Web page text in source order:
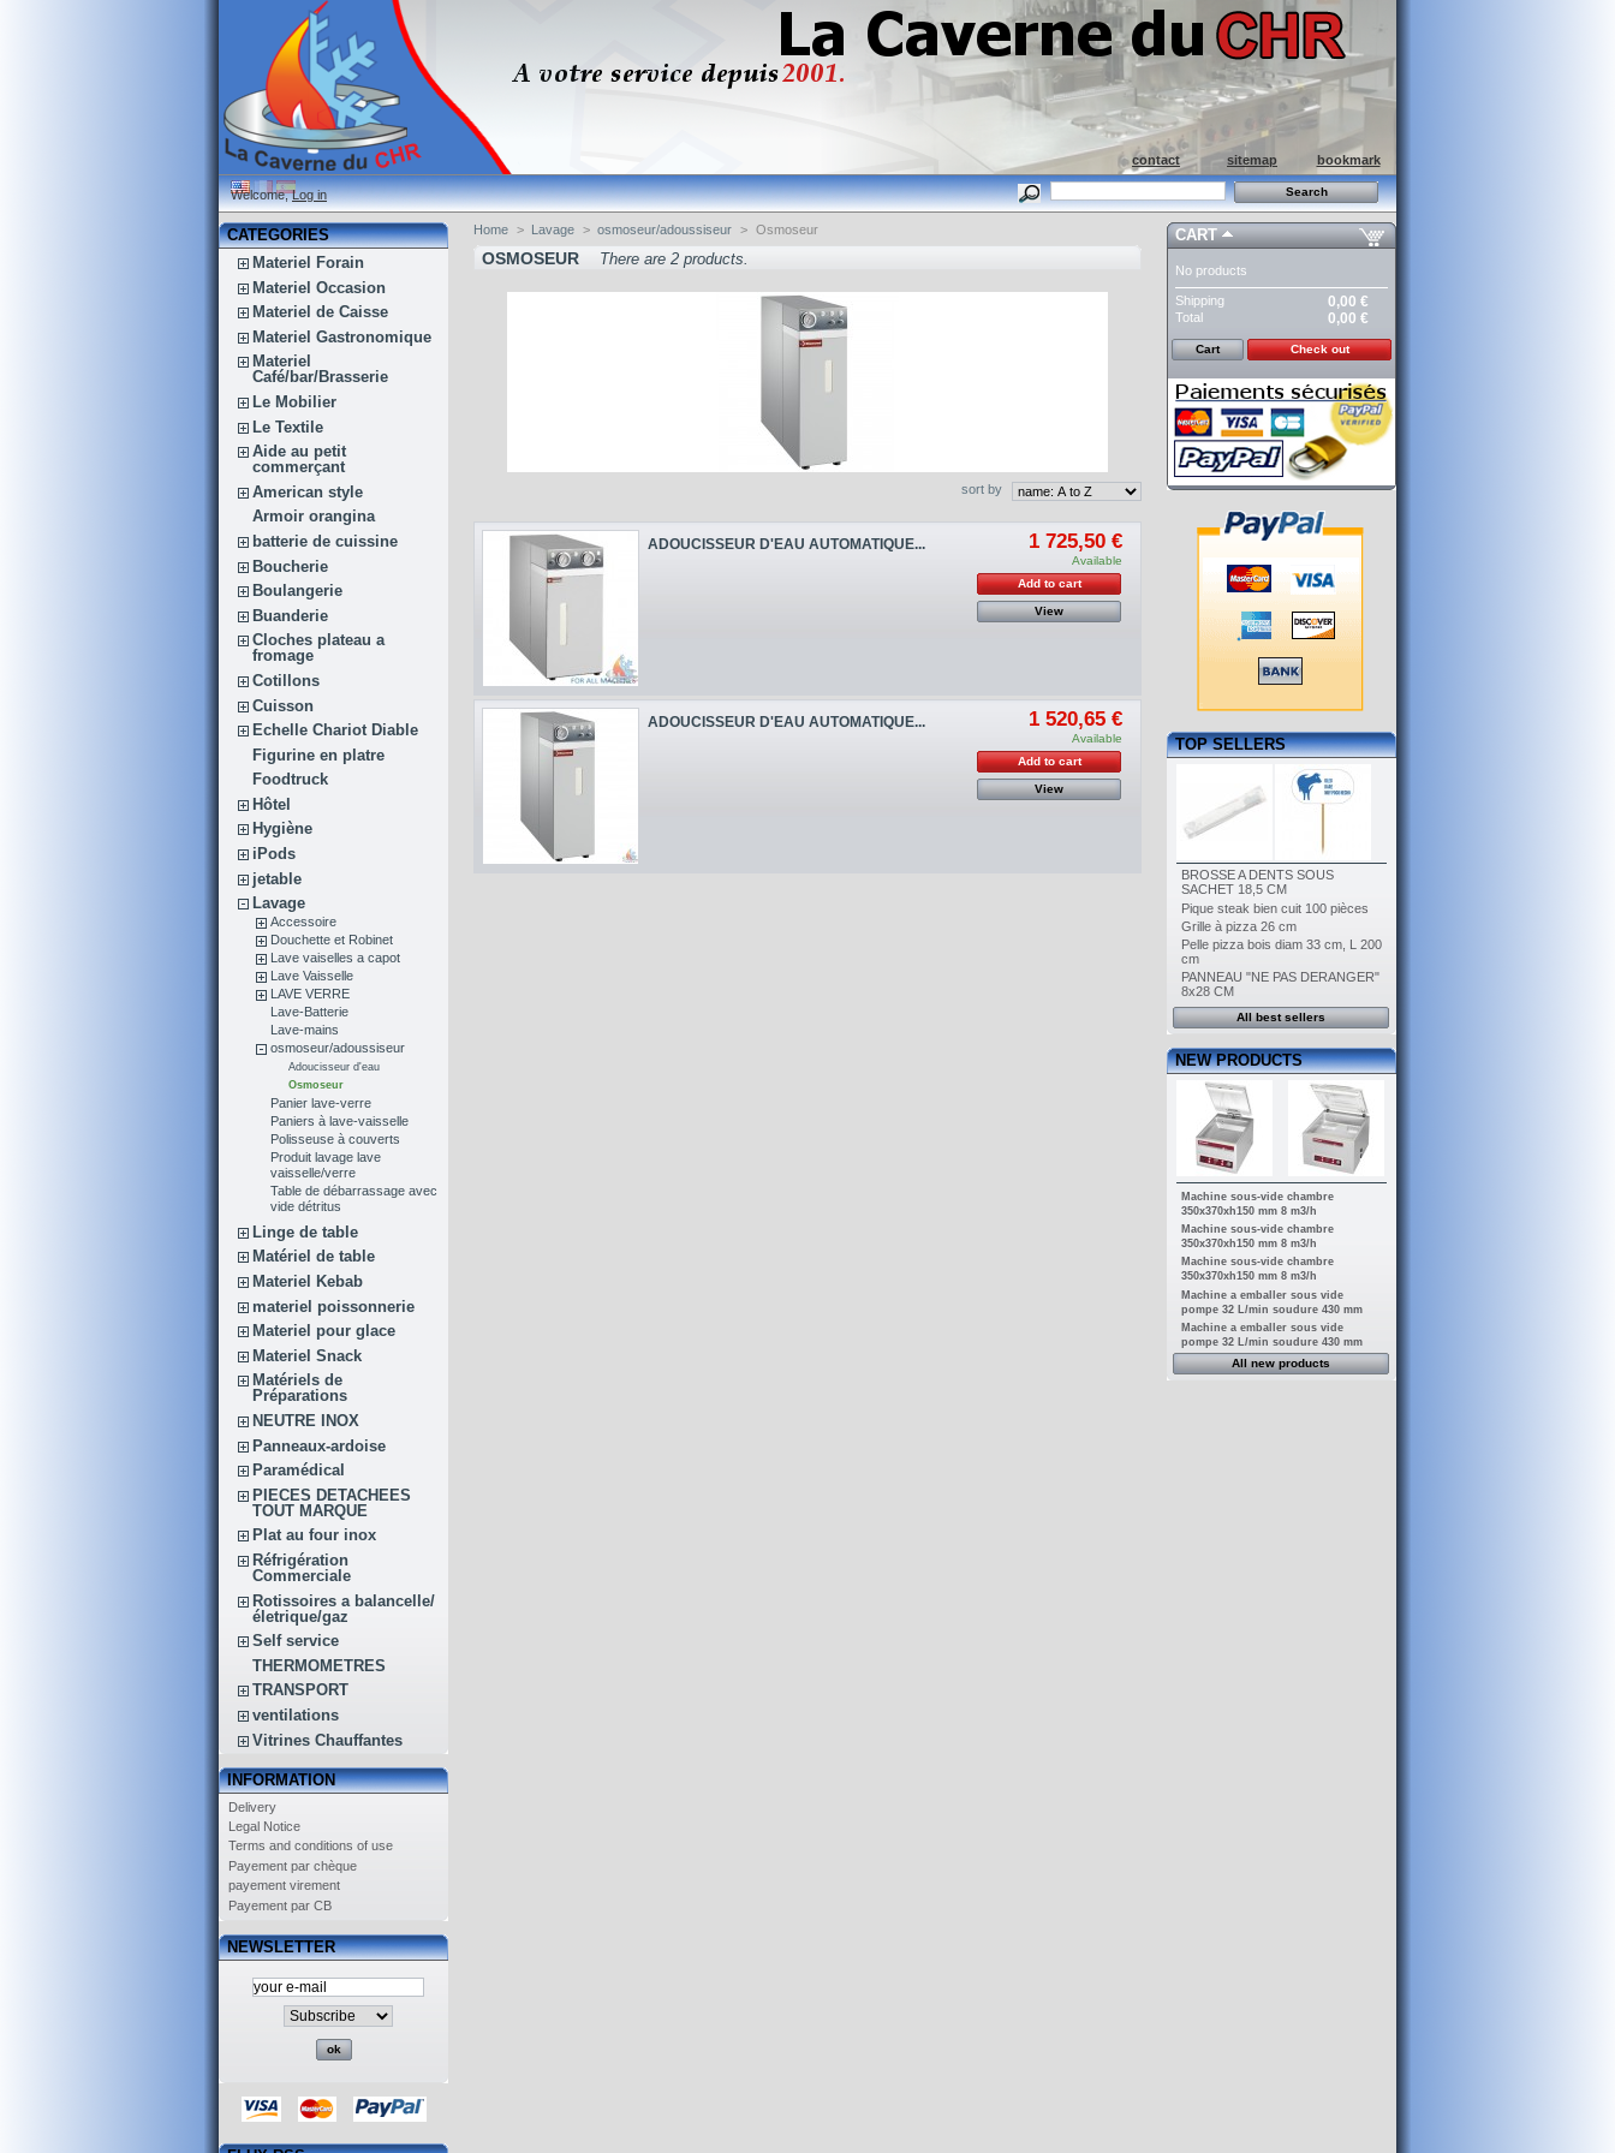
contact sitemap bookmark
Welcome,Log in
CATEGORIES
Materiel Forain
Materiel Occasion
Materiel de Caisse
Materiel Gastronomique
Materiel
Café/bar/Brasserie
Le Mobilier
Le Textile
Aide au petit
commerçant
American style
Armoir orangina
batterie de cuissine
Boucherie
Boulangerie
Buanderie
Cloches plateau a
fromage
Cotillons
Cuisson
Echelle Chariot Diable
Figurine en platre
Foodtruck
Hôtel
Hygiène
iPods
jetable
Lavage
Accessoire
Douchette et Robinet
Lave vaiselles a capot
Lave Vaisselle
LAVE VERRE
Lave-Batterie
Lave-mains
osmoseur/adoussiseur
Adoucisseur d'eau
Osmoseur
Panier lave-verre
Paniers à lave-vaisselle
Polisseuse à couverts
Produit lavage lave
vaisselle/verre
Table de débarrassage avec
vide détritus
Linge de table
Matériel de table
Materiel Kebab
materiel poissonnerie
Materiel pour glace
Materiel Snack
Matériels de
Préparations
NEUTRE INOX
Panneaux-ardoise
Paramédical
PIECES DETACHEES
TOUT MARQUE
Plat au four inox
Réfrigération
Commerciale
Rotissoires a balancelle/
életrique/gaz
Self service
THERMOMETRES
TRANSPORT
ventilations
Vitrines Chauffantes
INFORMATION
Delivery
Legal Notice
Terms and conditions of use
Payement par chèque
payement virement
Payement par CB
NEWSLETTER
Home > Lavage > osmoseur/adoussiseur > Osmoseur
OSMOSEUR There are 2 products.
sort by
ADOUCISSEUR D'EAU AUTOMATIQUE... 1 725,50 €
Available
Add to cart
View
ADOUCISSEUR D'EAU AUTOMATIQUE... 1 520,65 €
Available
Add to cart
View
CART
No products
Shipping 0,00 €
Total 0,00 €
Cart Check out
TOP SELLERS
BROSSE A DENTS SOUS
SACHET 18,5 CM
Pique steak bien cuit 100 pièces
Grille à pizza 26 cm
Pelle pizza bois diam 33 cm, L 200
cm
PANNEAU "NE PAS DERANGER"
8x28 CM
All best sellers
NEW PRODUCTS
Machine sous-vide chambre
350x370xh150 mm 8 m3/h
Machine sous-vide chambre
350x370xh150 mm 8 m3/h
Machine sous-vide chambre
350x370xh150 mm 8 m3/h
Machine a emballer sous vide
pompe 32 L/min soudure 430 mm
Machine a emballer sous vide
pompe 32 L/min soudure 430 mm
All new products